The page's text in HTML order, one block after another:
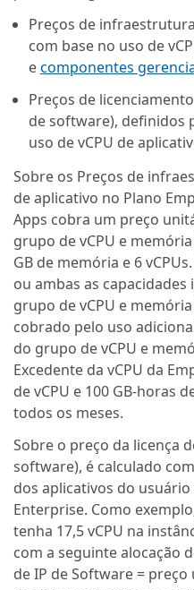
Preços de
com base no uso de
ecomponentes
Preços de
de software), definidos
uso de vCPU de
Sobre os Preços de
de aplicativo no Plano
Apps cobra um preço
grupo de vCPU e
GB de memória e 6
ou ambas as
grupo de vCPU e
cobrado pelo uso
do grupo de vCPU e
Excedente da vCPU da
de vCPU e 100 GB-horas
todos os meses.
Sobre o preço da licença
software), é calculado
dos aplicativos do
Enterprise. Como
tenha 17,5 vCPU na
com a seguinte alocação
de IP de Software =